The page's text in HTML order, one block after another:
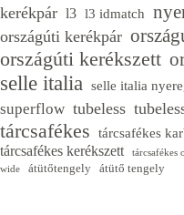
kerékpár l3 l3 idmatch
országúti kerékpár
országúti kerékszett
selle italia selle italia
superflow tubeless
tárcsafékes
tárcsafékes
tárcsafékes kerékszett tárcsafékes
wide
átütőtengely átütő tengely